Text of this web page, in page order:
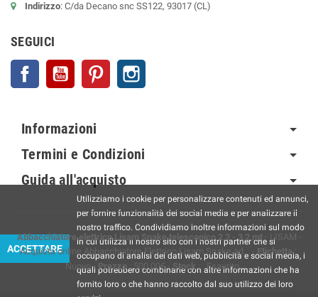
Indirizzo: C/da Decano snc SS122, 93017 (CL)
SEGUICI
Facebook YouTube Pinterest
Informazioni
Termini e Condizioni
Guida all'acquisto
Abbacchiatore elettrico Lisam Snake telescopico 2,2 - 3,2 mt- LISAM
Acquista online Abbacchiatore Elettrico Lisam Snake ad... -Etichetta:
Nuovo - Prezzo :500.00€- Stock : Esaurito
ACCETTARE
Utilizziamo i cookie per personalizzare contenuti ed annunci,
per fornire funzionalità dei social media e per analizzare il
nostro traffico. Condividiamo inoltre informazioni sul modo
in cui utilizza il nostro sito con i nostri partner che si
occupano di analisi dei dati web, pubblicità e social media, i
quali potrebbero combinarle con altre informazioni che ha
fornito loro o che hanno raccolto dal suo utilizzo dei loro